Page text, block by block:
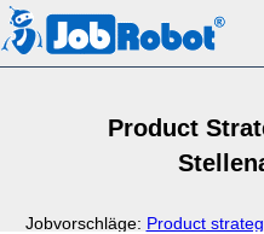
Product
Jobvorschläge: Product